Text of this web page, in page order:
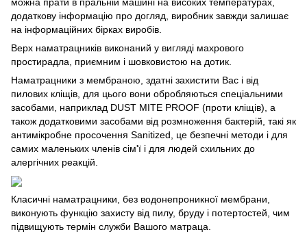
додаткову інформацію про догляд, виробник завжди залишає
на інформаційних бірках виробів.
Верх наматрацників виконаний у вигляді махрового
простирадла, приємним і шовковистою на дотик.
Наматрацники з мембраною, здатні захистити Вас і від
пилових кліщів, для цього вони обробляються спеціальними
засобами, наприклад DUST MITE PROOF (проти кліщів), а
також додатковими засобами від розмноження бактерій, такі як
антимікробне просочення Sanitized, це безпечні методи і для
самих маленьких членів сім'ї і для людей схильних до
алергічних реакцій.
Класичні наматрацники, без водонепроникної мембрани,
виконують функцію захисту від пилу, бруду і потертостей, чим
підвищують термін служби Вашого матраца.